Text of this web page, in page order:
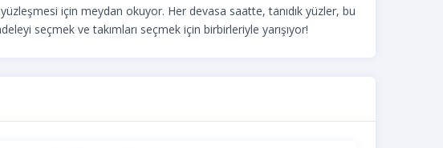
için meydan okuyor. Her devasa saatte, tanıdık yüzler, bu
seçmek ve takımları seçmek için birbirleriyle yarışıyor!